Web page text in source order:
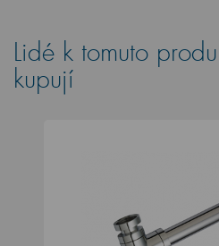
Lidé k tomuto
kupují